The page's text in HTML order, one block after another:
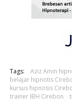
Tags: Aziz Amin
belajar hipnotis
kursus hipnosis
trainer IBH Cirebon